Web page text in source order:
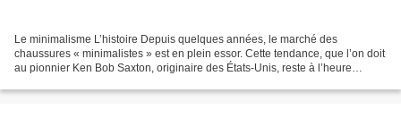
Le minimalisme L’histoire Depuis quelques années, le marché des
chaussures « minimalistes » est en plein essor. Cette tendance, que l’on doit
au pionnier Ken Bob Saxton, originaire des États-Unis, reste à l’heure